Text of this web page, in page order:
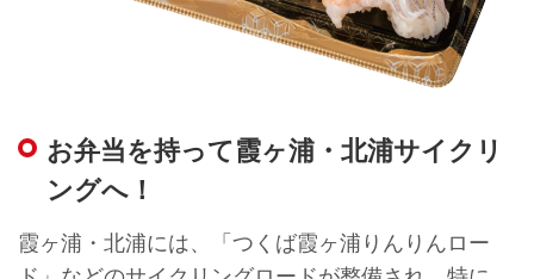
お弁当を持って霞ヶ浦・北浦サイクリ
ングへ！
霞ヶ浦・北浦には、「つくば霞ヶ浦りんりんロー